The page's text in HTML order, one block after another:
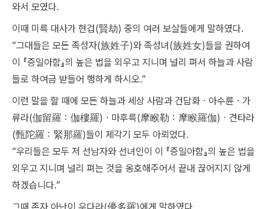
와서 모였다.
이때 미륵 대사가 현겁(賢劫) 중의 여러 보살들에게 말하였다.
“그대들은 모든 족성자(族姓子)와 족성녀(族姓女)들을 권하여
이 『증일아함』의 높은 법을 외우고 지니며 널리 펴서 하늘과 사람
들로 하여금 받들어 행하게 하시오.”
이런 말을 할 때에 모든 하늘과 세상 사람과 건답화ㆍ아수륜ㆍ가
류라(伽留羅：伽樓羅)ㆍ마후륵(摩睺勒：摩睺羅伽)ㆍ견타라
(甄陀羅：緊那羅)들이 제각기 모두 아뢰었다.
“우리들은 모두 저 선남자와 선녀인이 이 『증일아함』의 높은 법을
외우고 지니며 널리 펴는 것을 옹호해주어서 끝내 끊어지지 않게
하겠습니다.”